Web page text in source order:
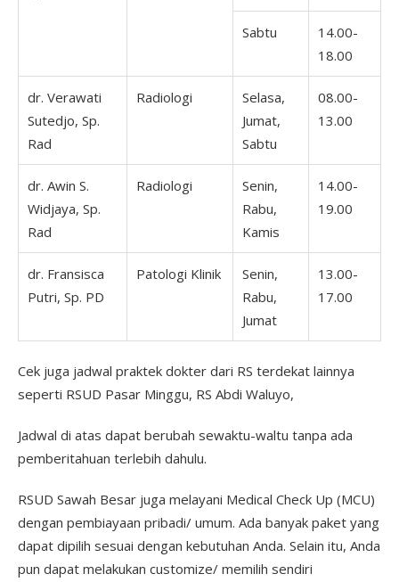
Sabtu
14.00-
18.00
dr. Verawati
Sutedjo, Sp.
Rad
Radiologi
Selasa,
Jumat,
Sabtu
08.00-
13.00
dr. Awin S.
Widjaya, Sp.
Rad
Radiologi
Senin,
Rabu,
Kamis
14.00-
19.00
dr. Fransisca
Putri, Sp. PD
Patologi Klinik
Senin,
Rabu,
Jumat
13.00-
17.00
Cek juga jadwal praktek dokter dari RS terdekat lainnya
seperti RSUD Pasar Minggu, RS Abdi Waluyo,
Jadwal di atas dapat berubah sewaktu-waltu tanpa ada
pemberitahuan terlebih dahulu.
RSUD Sawah Besar juga melayani Medical Check Up (MCU)
dengan pembiayaan pribadi/ umum. Ada banyak paket yang
dapat dipilih sesuai dengan kebutuhan Anda. Selain itu, Anda
pun dapat melakukan customize/ memilih sendiri